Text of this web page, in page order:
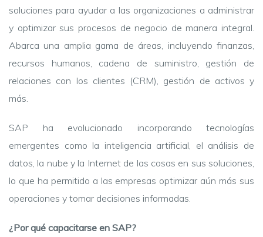
soluciones para ayudar a las organizaciones a administrar
y optimizar sus procesos de negocio de manera integral.
Abarca una amplia gama de áreas, incluyendo finanzas,
recursos humanos, cadena de suministro, gestión de
relaciones con los clientes (CRM), gestión de activos y
más.
SAP ha evolucionado incorporando tecnologías
emergentes como la inteligencia artificial, el análisis de
datos, la nube y la Internet de las cosas en sus soluciones,
lo que ha permitido a las empresas optimizar aún más sus
operaciones y tomar decisiones informadas.
¿Por qué capacitarse en SAP?